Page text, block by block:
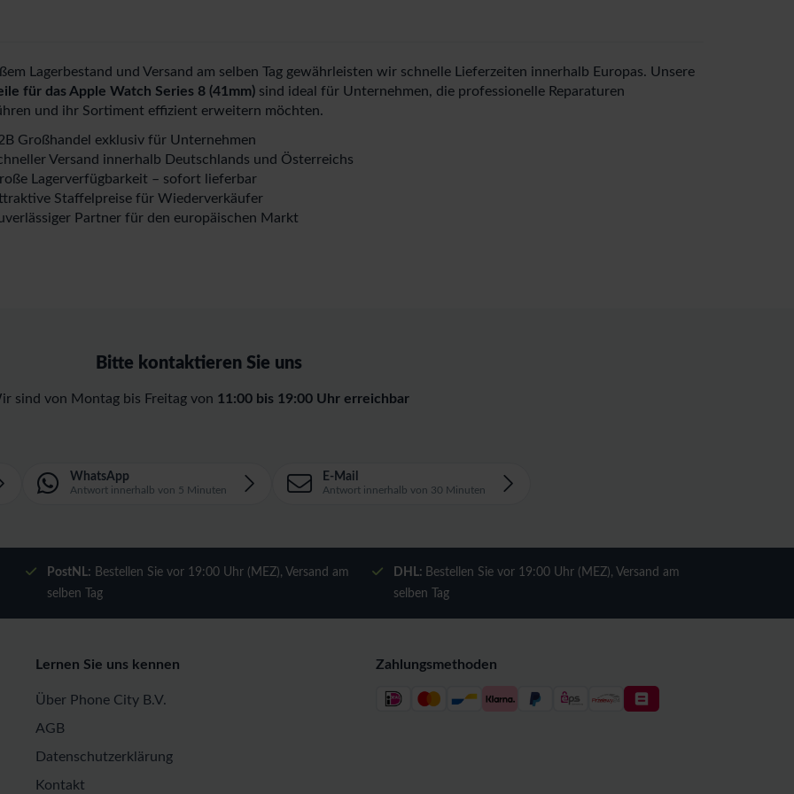
Lagerbestand und Versand am selben Tag gewährleisten wir schnelle Lieferzeiten innerhalb Europas. Unsere
für das Apple Watch Series 8 (41mm)sind ideal für Unternehmen, die professionelle Reparaturen
und ihr Sortiment effizient erweitern möchten.
Großhandel exklusiv für Unternehmen
Versand innerhalb Deutschlands und Österreichs
Lagerverfügbarkeit – sofort lieferbar
Staffelpreise für Wiederverkäufer
Partner für den europäischen Markt
Bitte kontaktieren Sie uns
sind von Montag bis Freitag von 11:00 bis 19:00 Uhr erreichbar
WhatsApp
Antwort innerhalb von 5 Minuten
E-Mail
Antwort innerhalb von 30 Minuten
PostNL: Bestellen Sie vor 19:00 Uhr (MEZ), Versand am
selben Tag
DHL: Bestellen Sie vor 19:00 Uhr (MEZ), Versand am
selben Tag
Lernen Sie uns kennen
Über Phone City B.V.
AGB
Datenschutzerklärung
Kontakt
Zahlungsmethoden